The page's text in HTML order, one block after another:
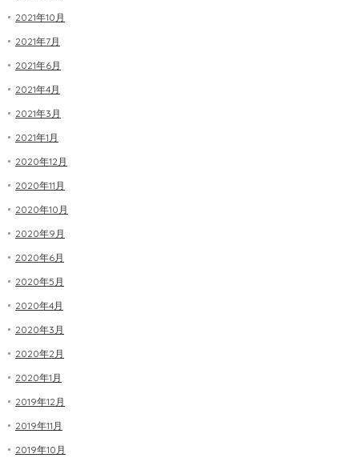
2021年10月
2021年7月
2021年6月
2021年4月
2021年3月
2021年1月
2020年12月
2020年11月
2020年10月
2020年9月
2020年6月
2020年5月
2020年4月
2020年3月
2020年2月
2020年1月
2019年12月
2019年11月
2019年10月